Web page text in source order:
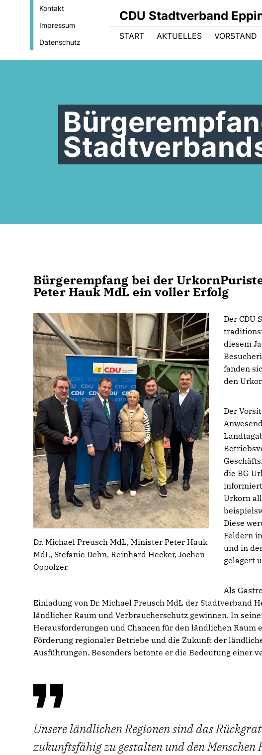
Kontakt
Impressum
Datenschutz
CDU Stadtverband
START AKTUELLES VORSTAND
Bürgerempfang bei der
Peter Hauk MdL ein voller Erfolg
Dr. Michael Preusch MdL, Minister Peter Hauk
MdL, Stefanie Dehn, Reinhard Hecker, Jochen
Oppolzer
Der CDU
diesem
fanden
den
Der
die BG
Urkorn
Diese
Feldern
und in
gelagert
Als
Einladung von Dr. Michael Preusch MdL der Stadtverband
ländlicher Raum und Verbraucherschutz gewinnen. In
Herausforderungen und Chancen für den ländlichen
Förderung regionaler Betriebe und die Zukunft der
Ausführungen. Besonders betonte er die Bedeutung einer
Unsere ländlichen Regionen sind das
zukunftsfähig zu gestalten und den Menschen